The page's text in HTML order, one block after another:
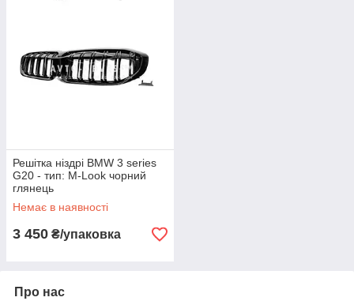
Решітка ніздрі BMW 3 series
G20 - тип: M-Look чорний
глянець
Немає в наявності
3 450 ₴/упаковка
Про нас